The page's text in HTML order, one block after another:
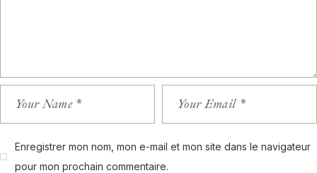
Enregistrer mon nom, mon e-mail et mon site dans le navigateur
pour mon prochain commentaire.